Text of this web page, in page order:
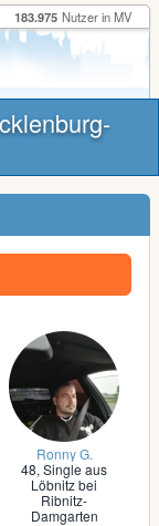
183.975 Nutzer in MV
Ronny G.
48, Single aus
Löbnitz bei
Ribnitz-
Damgarten